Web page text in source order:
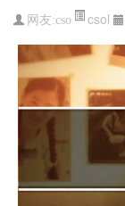
网友:cso csol